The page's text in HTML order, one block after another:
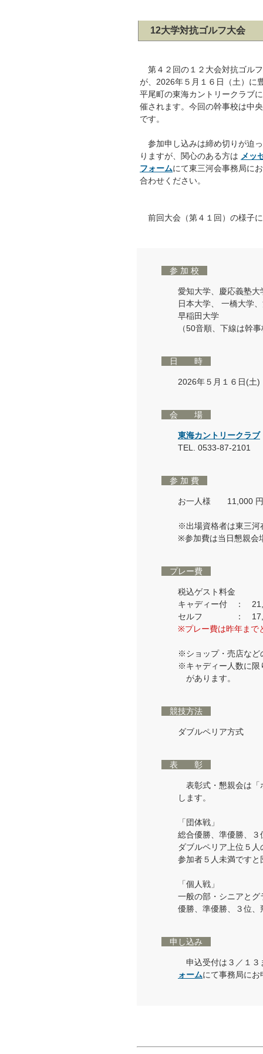
12大学対抗ゴルフ大会
第４２回の１２大会対抗ゴル
が、2026年５月１６日（土）に
平尾町の東海カントリークラブ
催されます。今回の幹事校は中
です。
参加申し込みは締め切りが迫
りますが、関心のある方は メッ
フォームにて東三河会事務局に
合わせください。
前回大会（第４１回）の様子
参 加 校
愛知大学、慶応義塾
日本大学、 一橋大学
早稲田大学
（50音順、下線は幹
日 時
2026年５月１６日(土
会 場
東海カントリークラブ
TEL. 0533-87-2101
参 加 費
お一人様 11,000 円
※出場資格者は東三河
※参加費は当日懇親会
プレー費
税込ゲスト料金
キャディー付 ：
セルフ ：
※プレー費は昨年まで
※ショップ・売店など
※キャディー人数に限
があります。
競技方法
ダブルペリア方式
表 彰
表彰式・懇親会は「
します。
「団体戦」
総合優勝、準優勝、３
ダブルペリア上位５
参加者５人未満です
「個人戦」
一般の部・シニアと
優勝、準優勝、３位
申し込み
申込受付は３／１３
ォームにて事務局に